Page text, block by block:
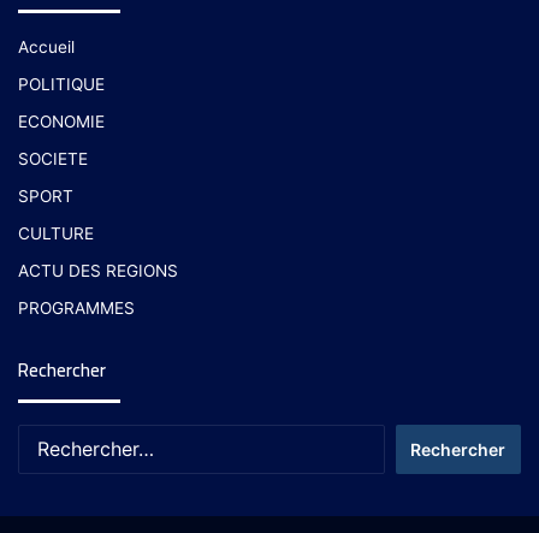
Accueil
POLITIQUE
ECONOMIE
SOCIETE
SPORT
CULTURE
ACTU DES REGIONS
PROGRAMMES
Rechercher